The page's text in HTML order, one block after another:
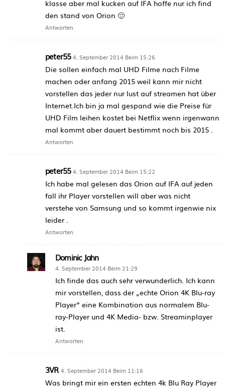
klasse aber mal kucken auf IFA hoffe nur ich find
den stand von Orion 🙂
Antworten
peter55 4. September 2014 Beim 15:26
Die sollen einfach mal UHD Filme nach Filme
machen oder anfang 2015 weil kann mir nicht
vorstellen das jeder nur lust auf streamen hat über
Internet.Ich bin ja mal gespand wie die Preise für
UHD Film leihen kostet bei Netflix wenn irgenwann
mal kommt aber dauert bestimmt noch bis 2015 .
Antworten
peter55 4. September 2014 Beim 15:22
Ich habe mal gelesen das Orion auf IFA auf jeden
fall ihr Player vorstellen will aber was nicht
verstehe von Samsung und so kommt irgenwie nix
leider .
Antworten
Dominic Jahn
4. September 2014 Beim 21:29
Ich finde das auch sehr verwunderlich. Ich kann
mir vorstellen, dass der „echte Orion 4K Blu-ray
Player“ eine Kombination aus normalem Blu-
ray-Player und 4K Media- bzw. Streaminplayer
ist.
Antworten
3VR 4. September 2014 Beim 11:16
Was bringt mir ein ersten echten 4k Blu Ray Player